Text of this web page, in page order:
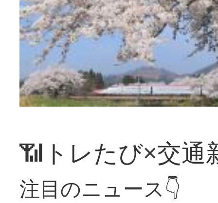
📶トレたび×交通
注目のニュース👇